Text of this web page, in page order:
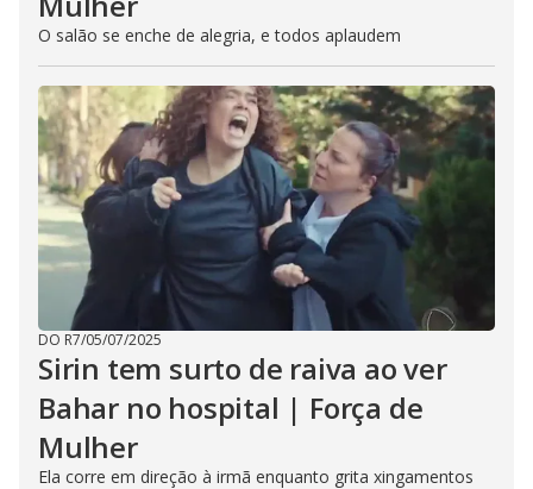
O salão se enche de alegria, e todos aplaudem
DO R7/05/07/2025
Sirin tem surto de raiva ao ver
Bahar no hospital | Força de
Mulher
Ela corre em direção à irmã enquanto grita xingamentos